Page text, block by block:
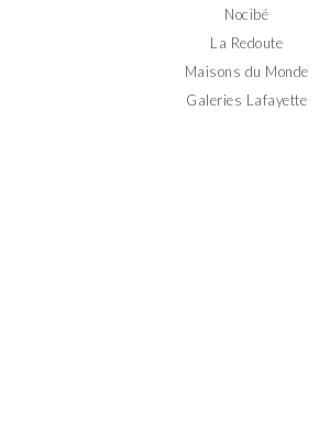
Nocibé
La Redoute
Maisons du Monde
Galeries Lafayette